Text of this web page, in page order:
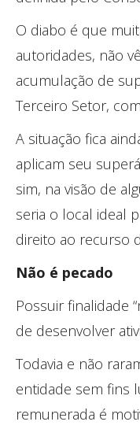
O diabo é que
autoridades, não
acumulação de
Terceiro Setor,
A situação fica
aplicam seu
sim, na visão de
seria o local ideal
direito ao recurso
Não é pecado
Possuir finalidade
de desenvolver
Todavia e não
entidade sem fins
remunerada é